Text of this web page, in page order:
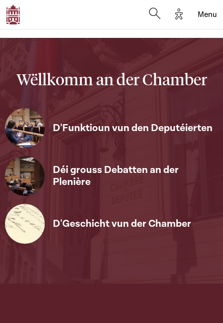
Options
Menu
Wëllkomm an der Chamber
D'Funktioun vun den Deputéierten
Déi grouss Debatten an der
Plenière
D'Geschicht vun der Chamber